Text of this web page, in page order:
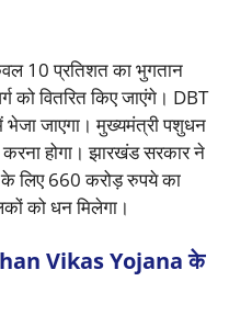
10 प्रतिशत का भुगतान
को वितरित किए जाएंगे। DBT
भेजा जाएगा। मुख्यमंत्री पशुधन
होगा। झारखंड सरकार ने
लिए 660 करोड़ रुपये का
को धन मिलेगा।
Vikas Yojana के